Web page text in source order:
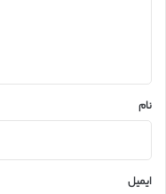
نام
ایمیل